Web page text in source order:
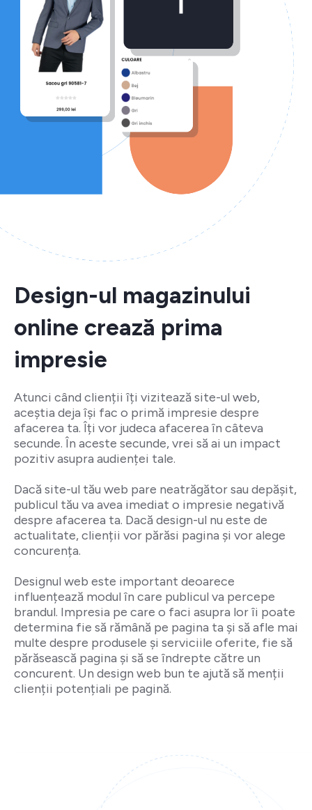
Design-ul magazinului
online crează prima
impresie
Atunci când clienții îți vizitează site-ul web,
aceștia deja își fac o primă impresie despre
afacerea ta. Îți vor judeca afacerea în câteva
secunde. În aceste secunde, vrei să ai un impact
pozitiv asupra audienței tale.
Dacă site-ul tău web pare neatrăgător sau depășit,
publicul tău va avea imediat o impresie negativă
despre afacerea ta. Dacă design-ul nu este de
actualitate, clienții vor părăsi pagina și vor alege
concurența.
Designul web este important deoarece
influențează modul în care publicul va percepe
brandul. Impresia pe care o faci asupra lor îi poate
determina fie să rămână pe pagina ta și să afle mai
multe despre produsele și serviciile oferite, fie să
părăsească pagina și să se îndrepte către un
concurent. Un design web bun te ajută să menții
clienții potențiali pe pagină.